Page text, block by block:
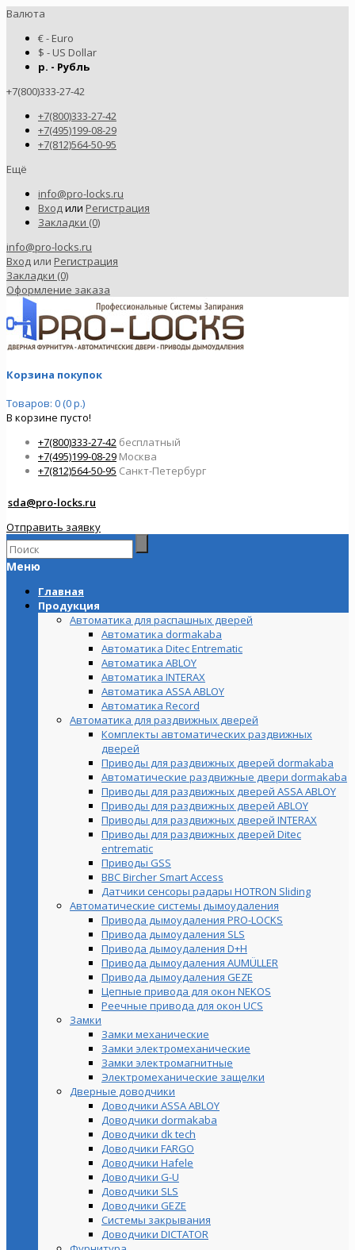
Валюта
€ - Euro
$ - US Dollar
р. - Рубль
+7(800)333-27-42
+7(800)333-27-42
+7(495)199-08-29
+7(812)564-50-95
Ещё
info@pro-locks.ru
Входили Регистрация
Закладки (0)
info@pro-locks.ru
Вход или Регистрация
Закладки (0)
Оформление заказа
Корзина покупок
Товаров: 0 (0 р.)
В корзине пусто!
+7(800)333-27-42 бесплатный
+7(495)199-08-29 Москва
+7(812)564-50-95 Санкт-Петербург
sda@pro-locks.ru
Отправить заявку
Меню
Главная
Продукция
Автоматика для распашных дверей
Автоматика dormakaba
Автоматика Ditec Entrematic
Автоматика ABLOY
Автоматика INTERAX
Автоматика ASSA ABLOY
Автоматика Record
Автоматика для раздвижных дверей
Комплекты автоматических раздвижных
дверей
Приводы для раздвижных дверей dormakaba
Автоматические раздвижные двери dormakaba
Приводы для раздвижных дверей ASSA ABLOY
Приводы для раздвижных дверей ABLOY
Приводы для раздвижных дверей INTERAX
Приводы для раздвижных дверей Ditec
entrematic
Приводы GSS
BBC Bircher Smart Access
Датчики сенсоры радары HOTRON Sliding
Автоматические системы дымоудаления
Привода дымоудаления PRO-LOCKS
Привода дымоудаления SLS
Привода дымоудаления D+H
Привода дымоудаления AUMÜLLER
Привода дымоудаления GEZE
Цепные привода для окон NEKOS
Реечные привода для окон UСS
Замки
Замки механические
Замки электромеханические
Замки электромагнитные
Электромеханические защелки
Дверные доводчики
Доводчики ASSA ABLOY
Доводчики dormakaba
Доводчики dk tech
Доводчики FARGO
Доводчики Hafele
Доводчики G-U
Доводчики SLS
Доводчики GEZE
Cистемы закрывания
Доводчики DICTATOR